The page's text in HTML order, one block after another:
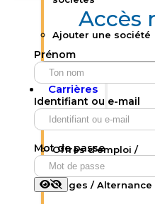
Votre panier est
Ajouter une société
Carrières
Offres d’emploi /
Stages / Alternance
Accès
Prénom
Identifiant ou e-mail
Mot de passe